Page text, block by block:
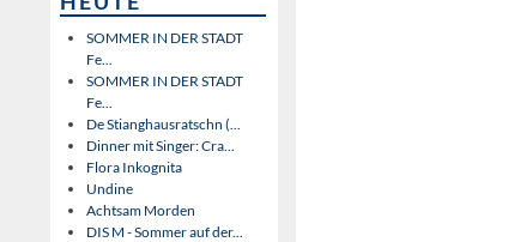
SOMMER IN DER STADT
Fe...
SOMMER IN DER STADT
Fe...
De Stianghausratschn (...
Dinner mit Singer: Cra...
Flora Inkognita
Undine
Achtsam Morden
DIS M - Sommer auf der...